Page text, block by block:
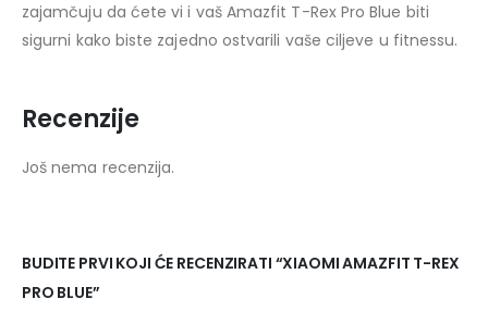
zajamčuju da ćete vi i vaš Amazfit T-Rex Pro Blue biti
sigurni kako biste zajedno ostvarili vaše ciljeve u fitnessu.
Recenzije
Još nema recenzija.
BUDITE PRVI KOJI ĆE RECENZIRATI “XIAOMI AMAZFIT T-REX
PRO BLUE”